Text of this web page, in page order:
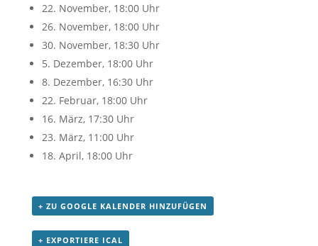
22. November, 18:00 Uhr
26. November, 18:00 Uhr
30. November, 18:30 Uhr
5. Dezember, 18:00 Uhr
8. Dezember, 16:30 Uhr
22. Februar, 18:00 Uhr
16. März, 17:30 Uhr
23. März, 11:00 Uhr
18. April, 18:00 Uhr
+ ZU GOOGLE KALENDER HINZUFÜGEN
+ EXPORTIERE ICAL